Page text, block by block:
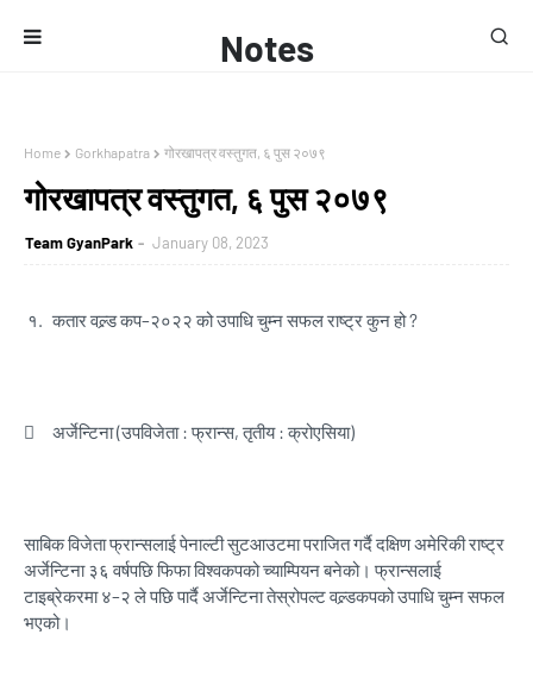
Notes
Home Gorkhapatra गोरखापत्र वस्तुगत, ६ पुस २०७९
गोरखापत्र वस्तुगत, ६ पुस २०७९
Team GyanPark January 08, 2023
१. कतार वल्र्ड कप–२०२२ को उपाधि चुम्न सफल राष्ट्र कुन हो ?
 अर्जेन्टिना (उपविजेता : फ्रान्स, तृतीय : क्रोएसिया)
साबिक विजेता फ्रान्सलाई पेनाल्टी सुटआउटमा पराजित गर्दै दक्षिण अमेरिकी राष्ट्र
अर्जेन्टिना ३६ वर्षपछि फिफा विश्वकपको च्याम्पियन बनेको। फ्रान्सलाई
टाइब्रेकरमा ४–२ ले पछि पार्दै अर्जेन्टिना तेस्रोपल्ट वल्र्डकपको उपाधि चुम्न सफल
भएको।